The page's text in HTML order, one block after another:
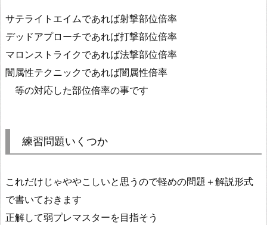
サテライトエイムであれば射撃部位倍率
デッドアプローチであれば打撃部位倍率
マロンストライクであれば法撃部位倍率
闇属性テクニックであれば闇属性倍率
等の対応した部位倍率の事です
練習問題いくつか
これだけじゃややこしいと思うので軽めの問題＋解説形式
で書いておきます
正解して弱プレマスターを目指そう